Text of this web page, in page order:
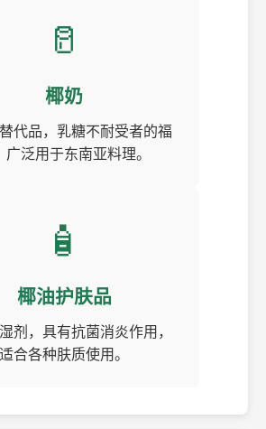
🥛
椰奶
代品，乳糖不耐受者的福
广泛用于东南亚料理。
🧴
椰油护肤品
剂，具有抗菌消炎作用，
适合各种肤质使用。